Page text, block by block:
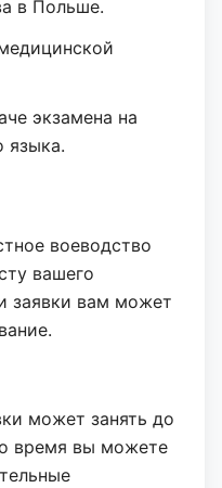
в Польше.
экзамена на
языка.
воеводство
вашего
заявки вам может
может занять до
время вы можете